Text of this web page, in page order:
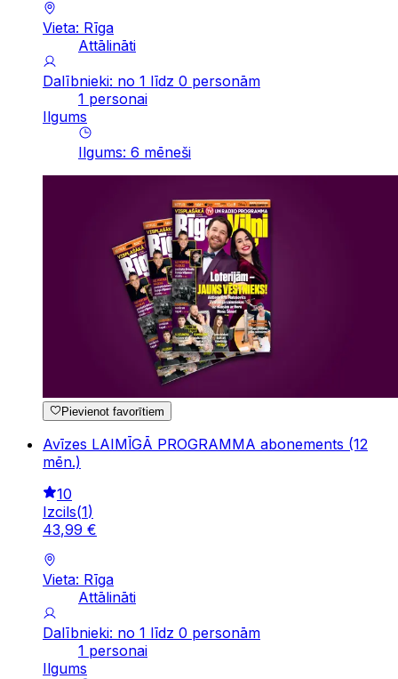
Vieta: Rīga
Attālināti
Dalībnieki: no 1 līdz 0 personām
1 personai
Ilgums
Ilgums: 6 mēneši
Pievienot favorītiem
Avīzes LAIMĪGĀ PROGRAMMA abonements (12
mēn.)
10
Izcils(1)
43,99 €
Vieta: Rīga
Attālināti
Dalībnieki: no 1 līdz 0 personām
1 personai
Ilgums